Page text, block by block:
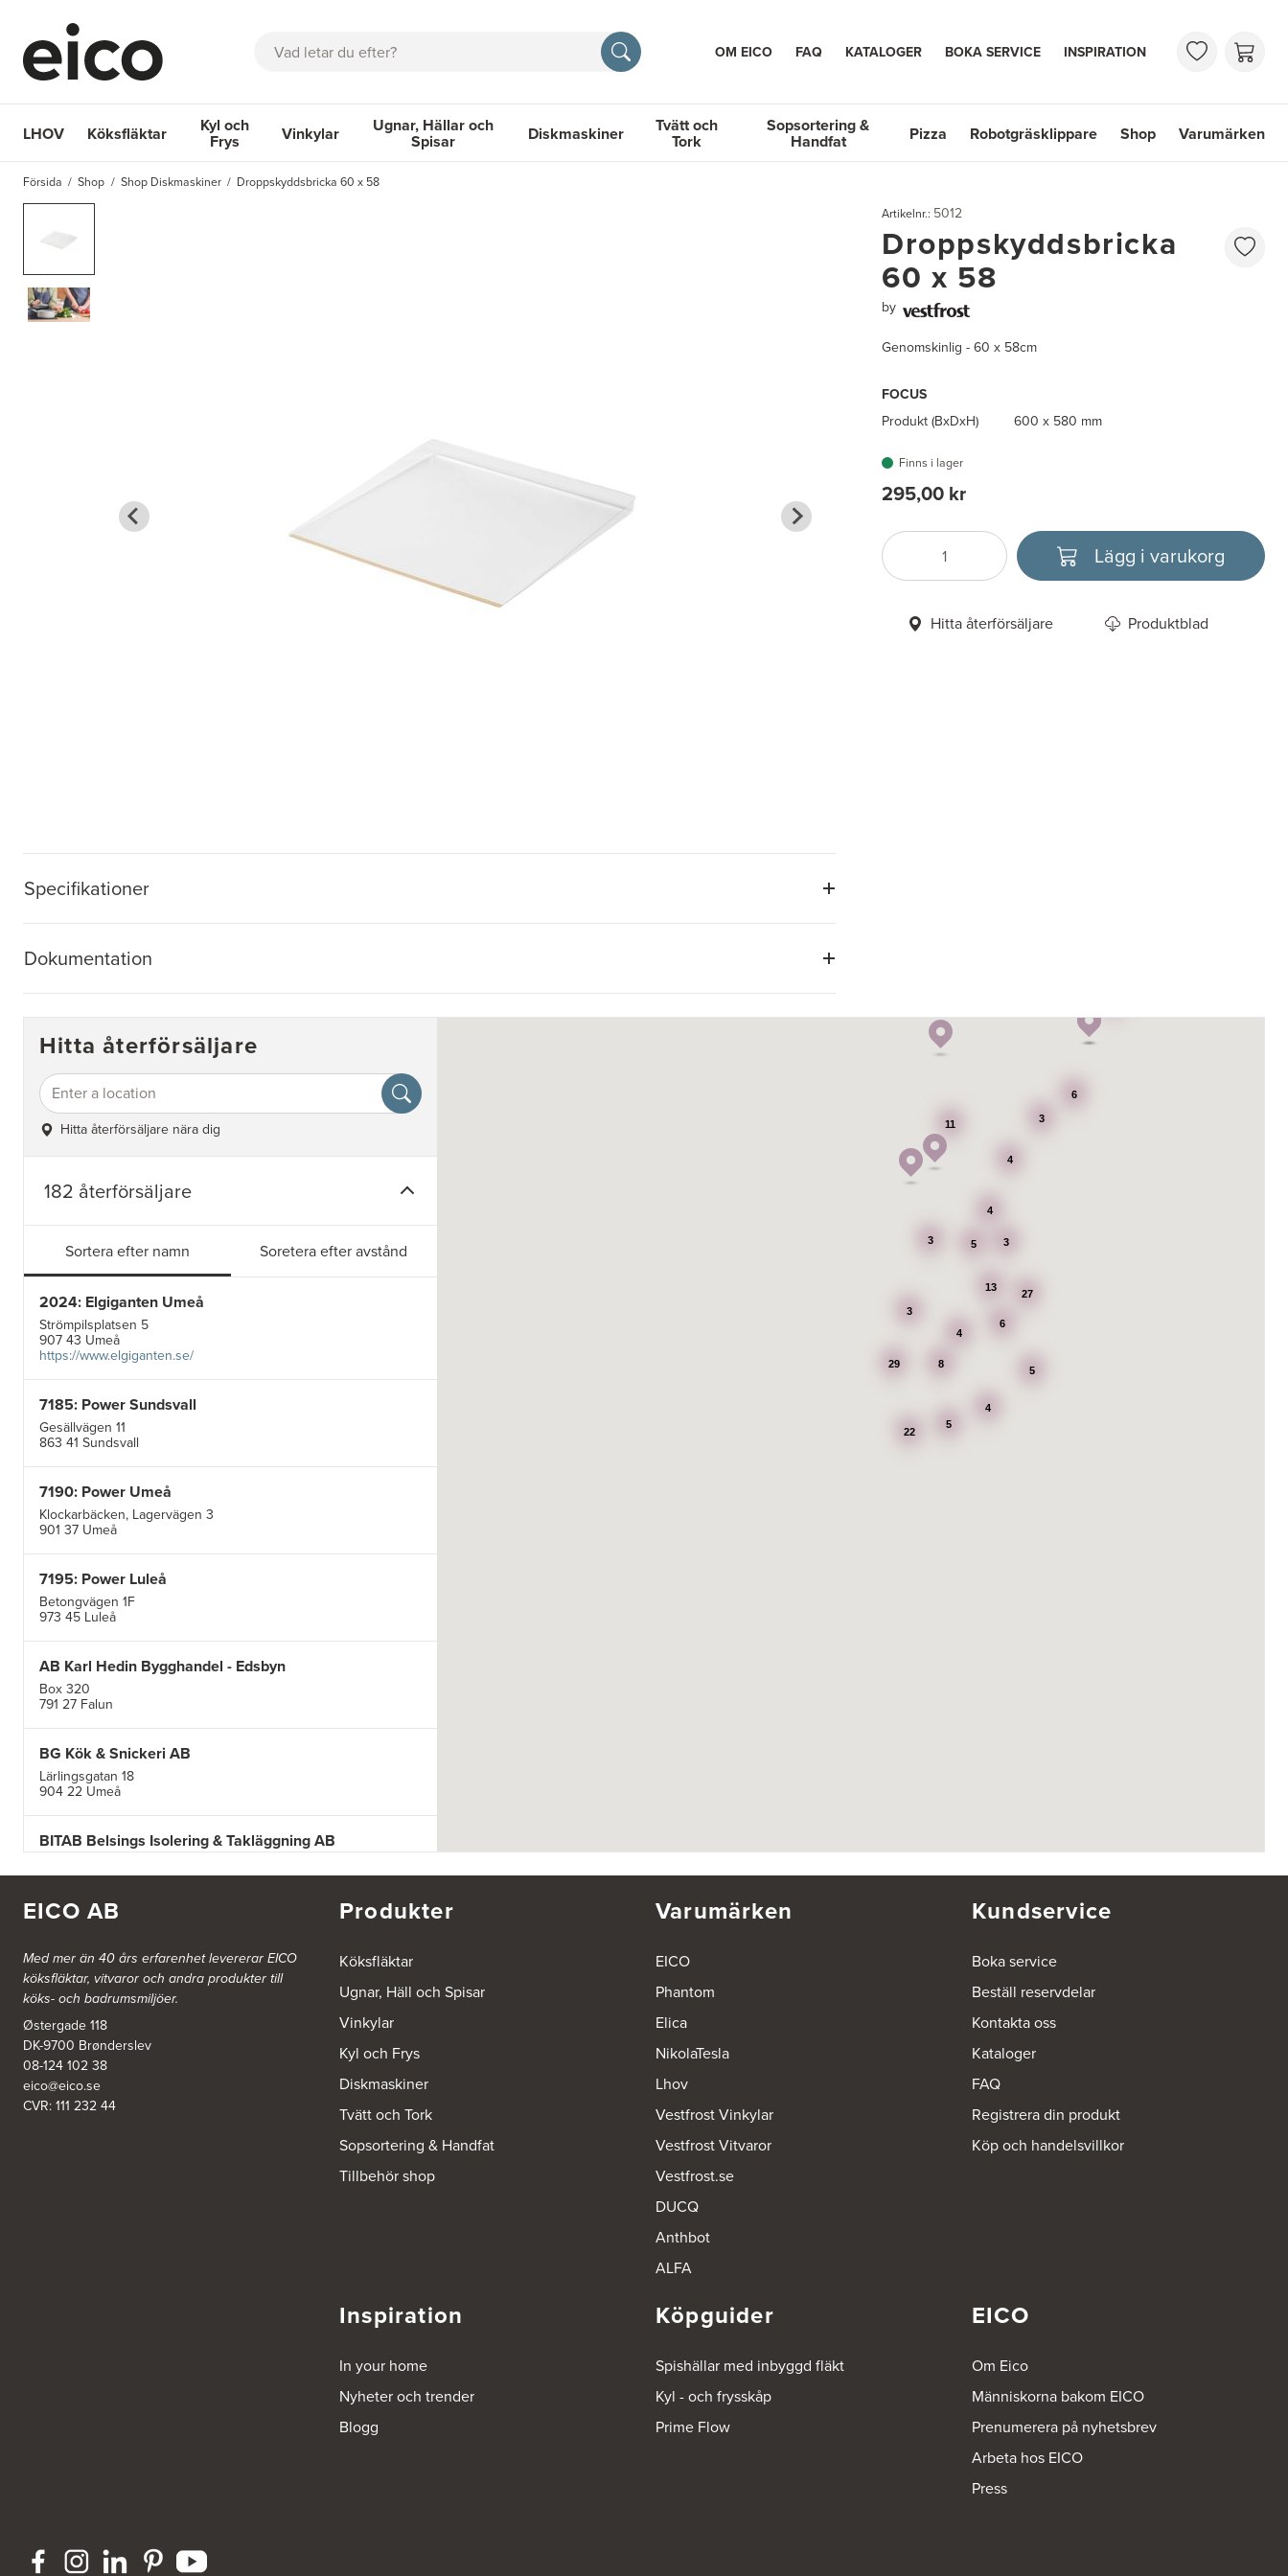
Sök OM EICO FAQ KATALOGER BOKA SERVICE INSPIRATION
LHOV Köksfläktar
Köksfläktar
Kyl och
Frys
Kyl och Frys
Vinkylar
Vinkylar
Ugnar, Hällar och
Spisar
Ugnar, Hällar och Spisar
Diskmaskiner Tvätt och
Tork
Sopsortering &
Handfat Pizza Robotgräsklippare Shop Varumärken
Försida Shop Shop Diskmaskiner Droppskyddsbricka 60 x 58
Specifikationer
Dokumentation
Artikelnr.: 5012
Droppskyddsbricka
60 x 58
by
Genomskinlig - 60 x 58cm
FOCUS
Produkt (BxDxH)
600 x 580 mm
Finns i lager
295,00 kr
Antal
Välj enhet Lägg i varukorg
Hitta återförsäljare Produktblad
Hitta återförsäljare
Hitta återförsäljare nära dig
182 återförsäljare
Sortera efter namn Soretera efter avstånd
2024: Elgiganten Umeå
Strömpilsplatsen 5
907 43 Umeå
https://www.elgiganten.se/
7185: Power Sundsvall
Gesällvägen 11
863 41 Sundsvall
7190: Power Umeå
Klockarbäcken, Lagervägen 3
901 37 Umeå
7195: Power Luleå
Betongvägen 1F
973 45 Luleå
AB Karl Hedin Bygghandel - Edsbyn
Box 320
791 27 Falun
BG Kök & Snickeri AB
Lärlingsgatan 18
904 22 Umeå
BITAB Belsings Isolering & Takläggning AB
Dalsäng 2, 64592 Strängnäs
Tel.:0152-30277
Ballingslöv Arninge
Hantverkarvägen 14
187 66 Täby
0046-86300150
http://www.ballingslov.se
Ballingslöv Borås
Skaraborgsvägen 33C
506 30 Borås
22
29
27
8
4
11
6
5
13
3
4
4
3
5
3
5
6
4
3
EICO AB
Med mer än 40 års erfarenhet levererar EICO
köksfläktar, vitvaror och andra produkter till
köks- och badrumsmiljöer.
Østergade 118
DK-9700 Brønderslev
08-124 102 38
eico@eico.se
CVR: 111 232 44
Produkter
Köksfläktar
Ugnar, Häll och Spisar
Vinkylar
Kyl och Frys
Diskmaskiner
Tvätt och Tork
Sopsortering & Handfat
Tillbehör shop
Varumärken
EICO
Phantom
Elica
NikolaTesla
Lhov
Vestfrost Vinkylar
Vestfrost Vitvaror
Vestfrost.se
DUCQ
Anthbot
ALFA
Kundservice
Boka service
Beställ reservdelar
Kontakta oss
Kataloger
FAQ
Registrera din produkt
Köp och handelsvillkor
Inspiration
In your home
Nyheter och trender
Blogg
Köpguider
Spishällar med inbyggd fläkt
Kyl - och frysskåp
Prime Flow
EICO
Om Eico
Människorna bakom EICO
Prenumerera på nyhetsbrev
Arbeta hos EICO
Press